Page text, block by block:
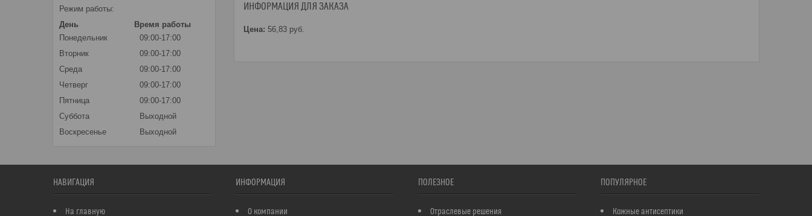
ИНФОРМАЦИЯ ДЛЯ ЗАКАЗА
Цена: 56,83 руб.
Режим работы:
День
Время работы
Понедельник
09:00-17:00
Вторник
09:00-17:00
Среда
09:00-17:00
Четверг
09:00-17:00
Пятница
09:00-17:00
Суббота
Выходной
Воскресенье
Выходной
НАВИГАЦИЯ
На главную
ИНФОРМАЦИЯ
О компании
ПОЛЕЗНОЕ
Отраслевые решения
ПОПУЛЯРНОЕ
Кожные антисептики